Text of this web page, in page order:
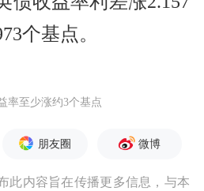
个基点。
率至少涨约3个基点
朋友圈 微博
此内容旨在传播更多信息，与本